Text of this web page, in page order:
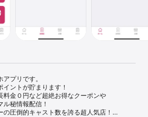
プリです。
イントが貯まります！
料金０円など超絶お得なクーポンや
ル秘情報配信！
圧倒的キャスト数を誇る超人気店！